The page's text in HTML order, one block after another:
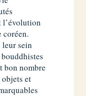
l’évolution
leur sein
bon nombre
et